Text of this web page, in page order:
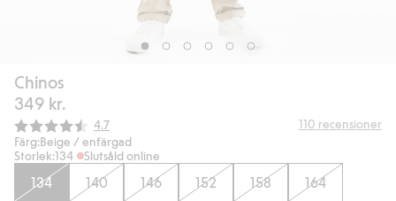
Chinos
349 kr.
Snittbetyg:
4.7 110 recensioner
Färg:Beige / enfärgad
Storlek:134 Slutsåld online
134 140 146 152 158 164